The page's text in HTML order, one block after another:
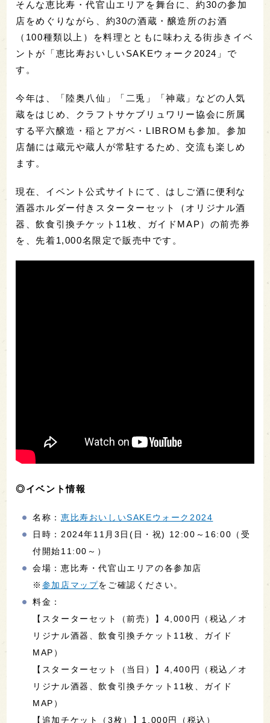
そんな恵比寿・代官山エリアを舞台に、約30の参加
店をめぐりながら、約30の酒蔵・醸造所のお酒
（100種類以上）を料理とともに味わえる街歩きイベ
ントが「恵比寿おいしいSAKEウォーク2024」で
す。
今年は、「陸奥八仙」「二兎」「神蔵」などの人気
蔵をはじめ、クラフトサケブリュワリー協会に所属
する平六醸造・稲とアガベ・LIBROMも参加。参加
店舗には蔵元や蔵人が常駐するため、交流も楽しめ
ます。
現在、イベント公式サイトにて、はしご酒に便利な
酒器ホルダー付きスターターセット（オリジナル酒
器、飲食引換チケット11枚、ガイドMAP）の前売券
を、先着1,000名限定で販売中です。
◎イベント情報
名称：恵比寿おいしいSAKEウォーク2024
日時：2024年11月3日(日・祝) 12:00～16:00（受
付開始11:00～）
会場：恵比寿・代官山エリアの各参加店
※ 参加店マップをご確認ください。
料金：
【スターターセット（前売）】4,000円（税込／オ
リジナル酒器、飲食引換チケット11枚、ガイド
MAP）
【スターターセット（当日）】4,400円（税込／オ
リジナル酒器、飲食引換チケット11枚、ガイド
MAP）
【追加チケット（3枚）】1,000円（税込）